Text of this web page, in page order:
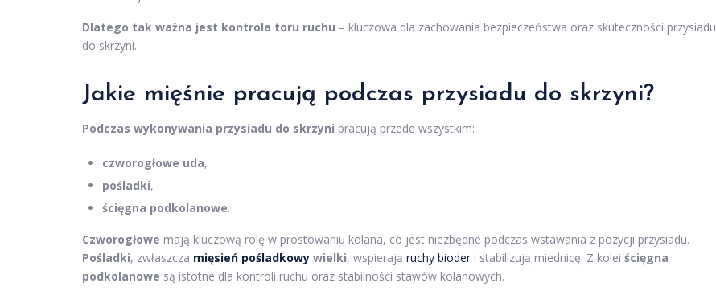
Dlatego tak ważna jest kontrola toru ruchu – kluczowa dla zachowania bezpieczeństwa oraz skuteczności przysiadu
do skrzyni.
Jakie mięśnie pracują podczas przysiadu do skrzyni?
Podczas wykonywania przysiadu do skrzyni pracują przede wszystkim:
czworogłowe uda,
pośladki,
ścięgna podkolanowe.
Czworogłowe mają kluczową rolę w prostowaniu kolana, co jest niezbędne podczas wstawania z pozycji przysiadu.
Pośladki, zwłaszcza mięsień pośladkowy wielki, wspierają ruchy bioder i stabilizują miednicę. Z kolei ścięgna
podkolanowe są istotne dla kontroli ruchu oraz stabilności stawów kolanowych.